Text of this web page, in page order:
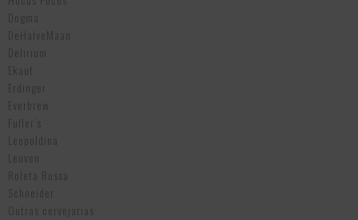
Dogma
DeHalveMaan
Delirium
Ekaut
Erdinger
Everbrew
Fuller’s
Leopoldina
Leuven
Roleta Russa
Schneider
Outras cervejarias